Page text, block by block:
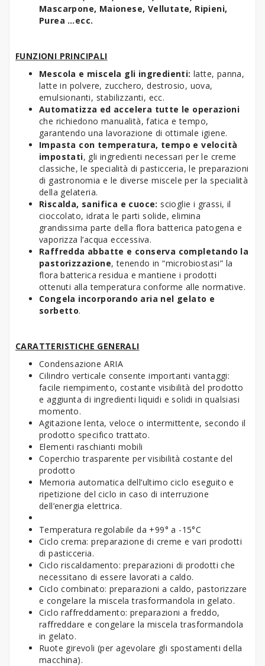
Mascarpone, Maionese, Vellutate, Ripieni,
Purea …ecc.
FUNZIONI PRINCIPALI
Mescola e miscela gli ingredienti: latte, panna,
latte in polvere, zucchero, destrosio, uova,
emulsionanti, stabilizzanti, ecc.
Automatizza ed accelera tutte le operazioni
che richiedono manualità, fatica e tempo,
garantendo una lavorazione di ottimale igiene.
Impasta con temperatura, tempo e velocità
impostati, gli ingredienti necessari per le creme
classiche, le specialità di pasticceria, le preparazioni
di gastronomia e le diverse miscele per la specialità
della gelateria.
Riscalda, sanifica e cuoce: scioglie i grassi, il
cioccolato, idrata le parti solide, elimina
grandissima parte della flora batterica patogena e
vaporizza l’acqua eccessiva.
Raffredda abbatte e conserva completando la
pastorizzazione, tenendo in “microbiostasi” la
flora batterica residua e mantiene i prodotti
ottenuti alla temperatura conforme alle normative.
Congela incorporando aria nel gelato e
sorbetto.
CARATTERISTICHE GENERALI
Condensazione ARIA
Cilindro verticale consente importanti vantaggi:
facile riempimento, costante visibilità del prodotto
e aggiunta di ingredienti liquidi e solidi in qualsiasi
momento.
Agitazione lenta, veloce o intermittente, secondo il
prodotto specifico trattato.
Elementi raschianti mobili
Coperchio trasparente per visibilità costante del
prodotto
Memoria automatica dell’ultimo ciclo eseguito e
ripetizione del ciclo in caso di interruzione
dell’energia elettrica.
Temperatura regolabile da +99° a -15°C
Ciclo crema: preparazione di creme e vari prodotti
di pasticceria.
Ciclo riscaldamento: preparazioni di prodotti che
necessitano di essere lavorati a caldo.
Ciclo combinato: preparazioni a caldo, pastorizzare
e congelare la miscela trasformandola in gelato.
Ciclo raffreddamento: preparazioni a freddo,
raffreddare e congelare la miscela trasformandola
in gelato.
Ruote girevoli (per agevolare gli spostamenti della
macchina).